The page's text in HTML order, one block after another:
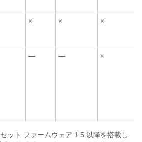
× × ×
— — ×
ット ファームウェア 1.5 以降を搭載し